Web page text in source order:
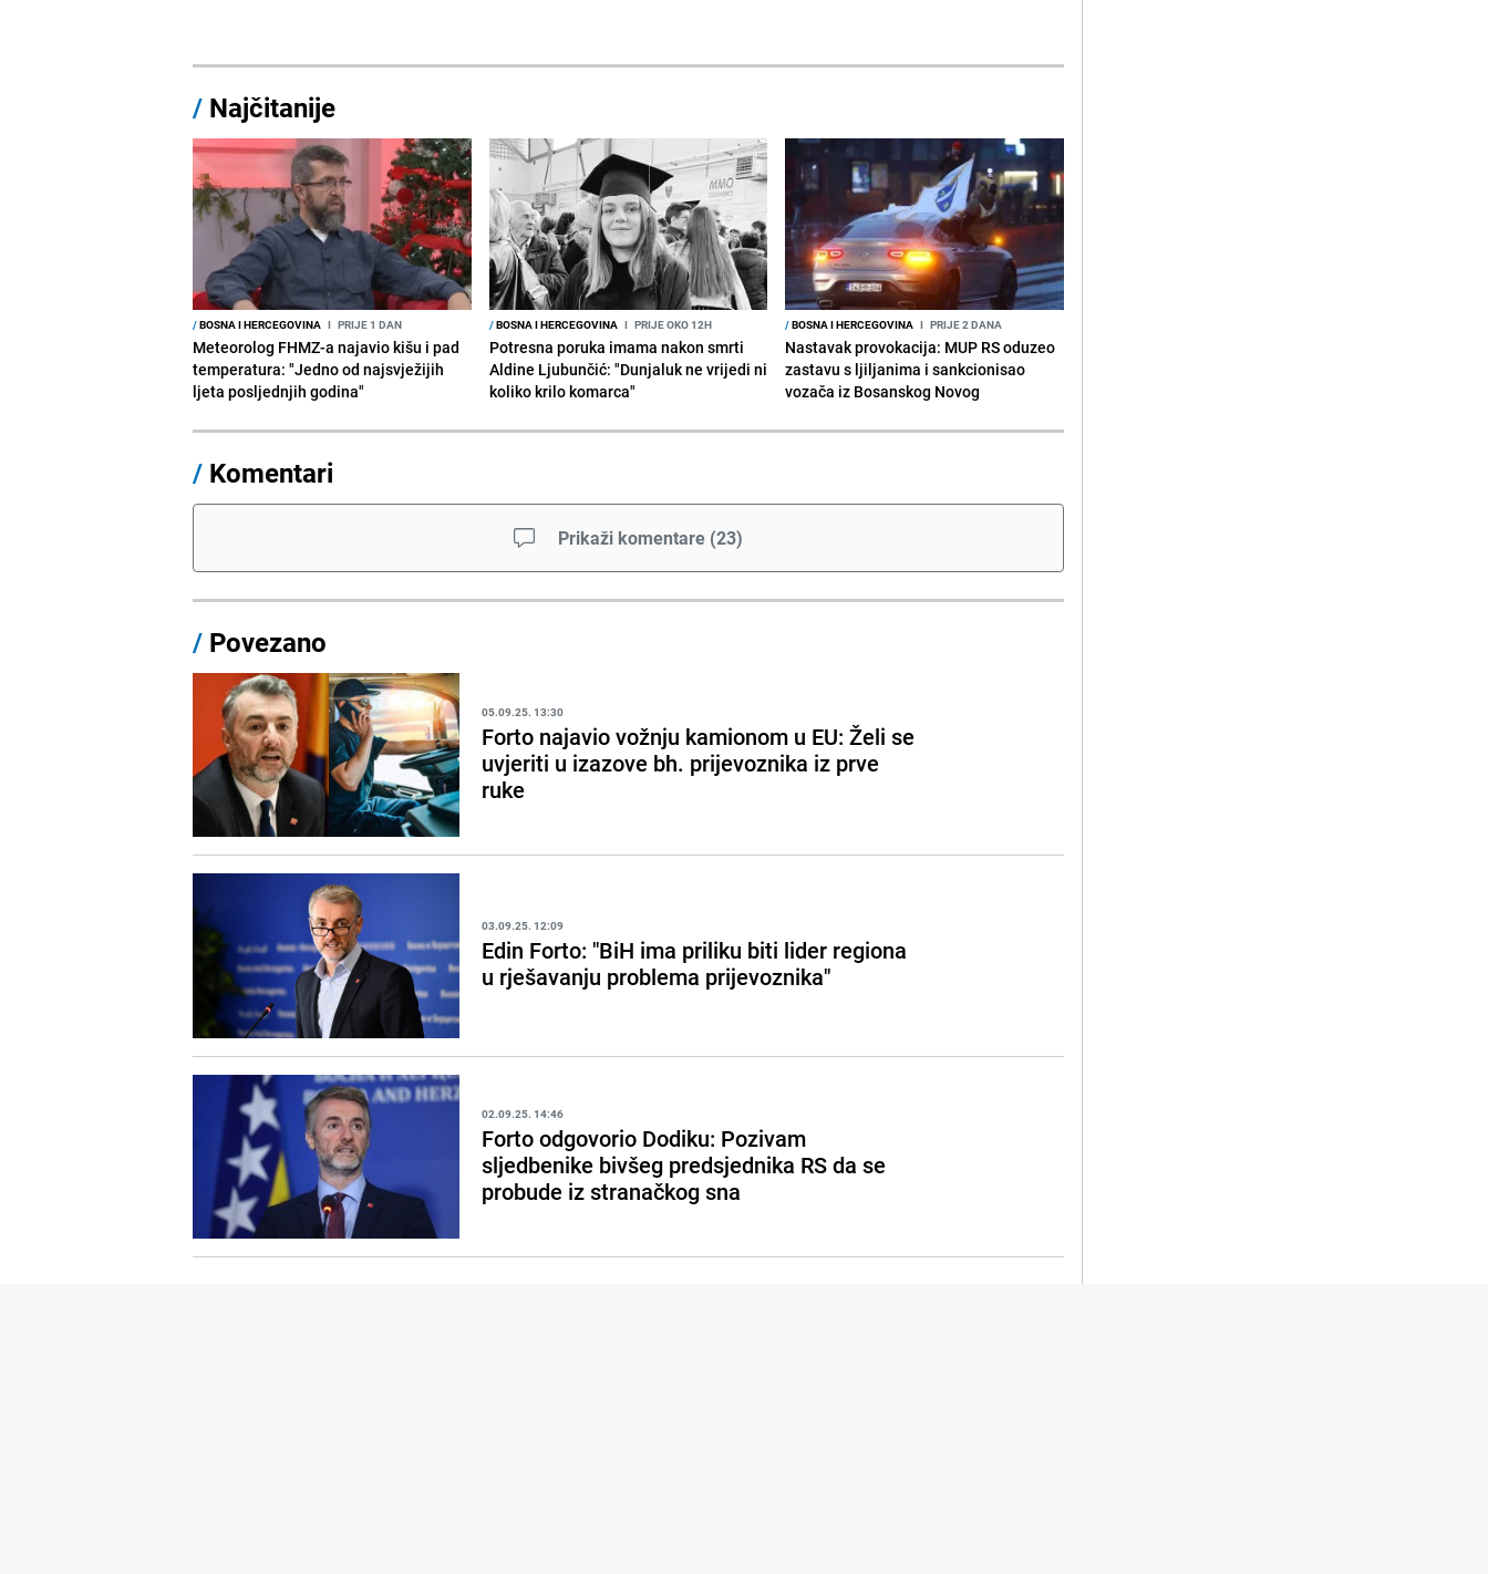
/ Najčitanije
/BOSNA I HERCEGOVINA I PRIJE 1 DAN
Meteorolog FHMZ-a najavio kišu i pad
temperatura: "Jedno od najsvježijih
ljeta posljednjih godina"
/BOSNA I HERCEGOVINA I PRIJE OKO 12H
Potresna poruka imama nakon smrti
Aldine Ljubunčić: "Dunjaluk ne vrijedi ni
koliko krilo komarca"
/BOSNA I HERCEGOVINA I PRIJE 2 DANA
Nastavak provokacija: MUP RS oduzeo
zastavu s ljiljanima i sankcionisao
vozača iz Bosanskog Novog
/ Komentari
Prikaži komentare (23)
/ Povezano
05.09.25. 13:30
Forto najavio vožnju kamionom u EU: Želi se
uvjeriti u izazove bh. prijevoznika iz prve
ruke
03.09.25. 12:09
Edin Forto: "BiH ima priliku biti lider regiona
u rješavanju problema prijevoznika"
02.09.25. 14:46
Forto odgovorio Dodiku: Pozivam
sljedbenike bivšeg predsjednika RS da se
probude iz stranačkog sna